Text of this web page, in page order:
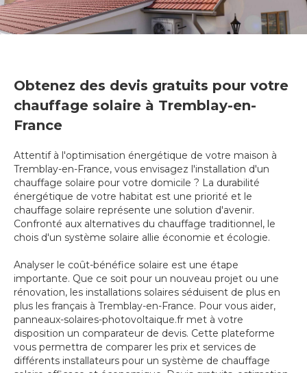
Obtenez des devis gratuits pour votre
chauffage solaire à Tremblay-en-
France
Attentif à l'optimisation énergétique de votre maison à
Tremblay-en-France, vous envisagez l'installation d'un
chauffage solaire pour votre domicile ? La durabilité
énergétique de votre habitat est une priorité et le
chauffage solaire représente une solution d'avenir.
Confronté aux alternatives du chauffage traditionnel, le
chois d'un système solaire allie économie et écologie.
Analyser le coût-bénéfice solaire est une étape
importante. Que ce soit pour un nouveau projet ou une
rénovation, les installations solaires séduisent de plus en
plus les français à Tremblay-en-France. Pour vous aider,
panneaux-solaires-photovoltaique.fr met à votre
disposition un comparateur de devis. Cette plateforme
vous permettra de comparer les prix et services de
différents installateurs pour un système de chauffage